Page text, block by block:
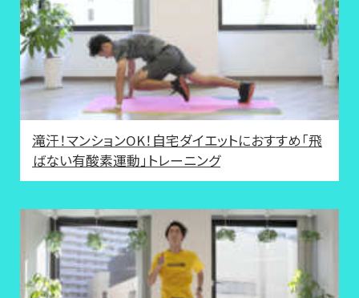
滝汗！マンションOK！自宅ダイエットにおすすめ「飛
ばない有酸素運動」トレーニング